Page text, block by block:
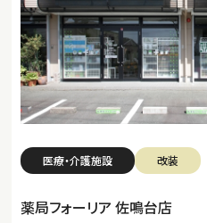
医療・介護施設 改装
薬局フォーリア 佐鳴台店